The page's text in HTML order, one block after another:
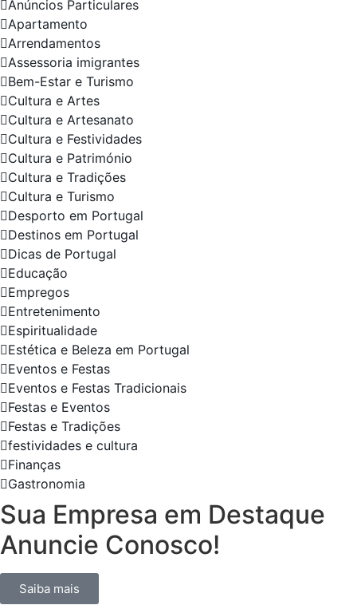
Anúncios Particulares
Apartamento
Arrendamentos
Assessoria imigrantes
Bem-Estar e Turismo
Cultura e Artes
Cultura e Artesanato
Cultura e Festividades
Cultura e Património
Cultura e Tradições
Cultura e Turismo
Desporto em Portugal
Destinos em Portugal
Dicas de Portugal
Educação
Empregos
Entretenimento
Espiritualidade
Estética e Beleza em Portugal
Eventos e Festas
Eventos e Festas Tradicionais
Festas e Eventos
Festas e Tradições
festividades e cultura
Finanças
Gastronomia
Sua Empresa em Destaque
Anuncie Conosco!
Saiba mais